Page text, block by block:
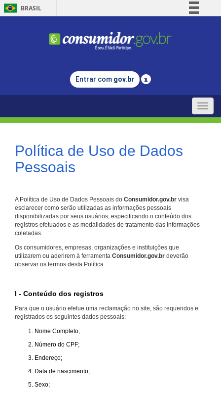
BRASIL
Comunica BR
Legislação
Entrar com gov.br
Toggle
Política de Uso de Dados
Pessoais
A Política de Uso de Dados Pessoais do Consumidor.gov.br visa
esclarecer como serão utilizadas as informações pessoais
disponibilizadas por seus usuários, especificando o conteúdo dos
registros efetuados e as modalidades de tratamento das informações
coletadas.
Os consumidores, empresas, organizações e instituições que
utilizarem ou aderirem à ferramenta Consumidor.gov.br deverão
observar os termos desta Política.
I - Conteúdo dos registros
Para que o usuário efetue uma reclamação no site, são requeridos e
registrados os seguintes dados pessoais:
Nome Completo;
Número do CPF;
Endereço;
Data de nascimento;
Sexo;